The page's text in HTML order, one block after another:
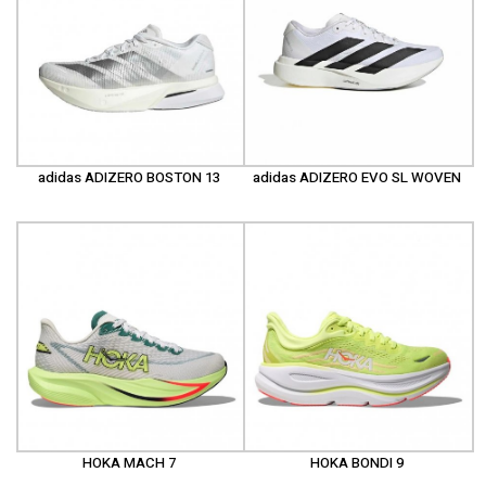
adidas ADIZERO BOSTON 13 adidas ADIZERO EVO SL WOVEN
HOKA MACH 7 HOKA BONDI 9